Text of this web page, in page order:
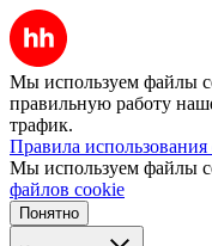
Мы используем файлы
правильную работу
трафик.
Правила
Мы используем файлы
файлов cookie
Понятно